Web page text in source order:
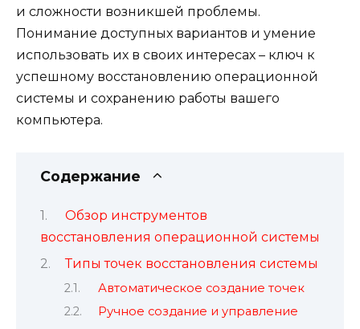
и сложности возникшей проблемы.
Понимание доступных вариантов и умение
использовать их в своих интересах – ключ к
успешному восстановлению операционной
системы и сохранению работы вашего
компьютера.
Содержание
Обзор инструментов
восстановления операционной системы
Типы точек восстановления системы
Автоматическое создание точек
Ручное создание и управление